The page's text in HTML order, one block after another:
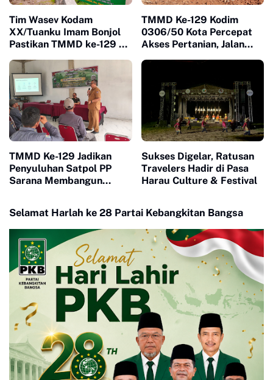
Tim Wasev Kodam
XX/Tuanku Imam Bonjol
Pastikan TMMD ke-129 di
Sasaran dan Berkualitas
TMMD Ke-129 Kodim
0306/50 Kota Percepat
Akses Pertanian, Jalan
TMMD Ke-129 Jadikan
Penyuluhan Satpol PP
Sarana Membangun
Sukses Digelar, Ratusan
Travelers Hadir di Pasa
Harau Culture & Festival
Selamat Harlah ke 28 Partai Kebangkitan Bangsa